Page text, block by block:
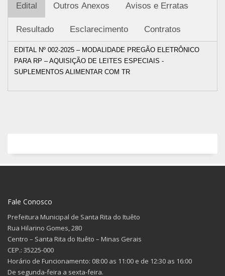
Edital Outros Anexos Avisos e Erratas
Resultado Esclarecimento Contratos
EDITAL Nº 002-2025 – MODALIDADE PREGÃO ELETRÔNICO
PARA RP – AQUISIÇÃO DE LEITES ESPECIAIS -
SUPLEMENTOS ALIMENTAR COM TR
Fale Conosco
Prefeitura Municipal de Santa Rita do Ituêto
Rua Hilarino Gomes, 280
Centro – Santa Rita do Ituêto – Minas Gerais
CEP.: 35225-000
Horário de Funcionamento: 08:00 as 11:00 e de 12:30 as 16:00
De segunda-feira a sexta-feira.